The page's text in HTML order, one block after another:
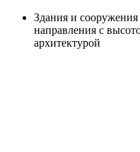
Здания и
направления с
архитектурой